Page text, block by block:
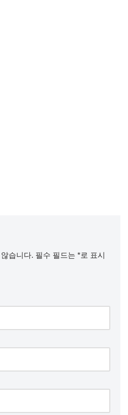
습니다. 필수 필드는 *로 표시